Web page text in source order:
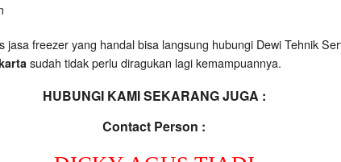
freezer yang handal bisa langsung hubungi Dewi Tehnik
sudah tidak perlu diragukan lagi kemampuannya.
HUBUNGI KAMI SEKARANG JUGA :
Contact Person :